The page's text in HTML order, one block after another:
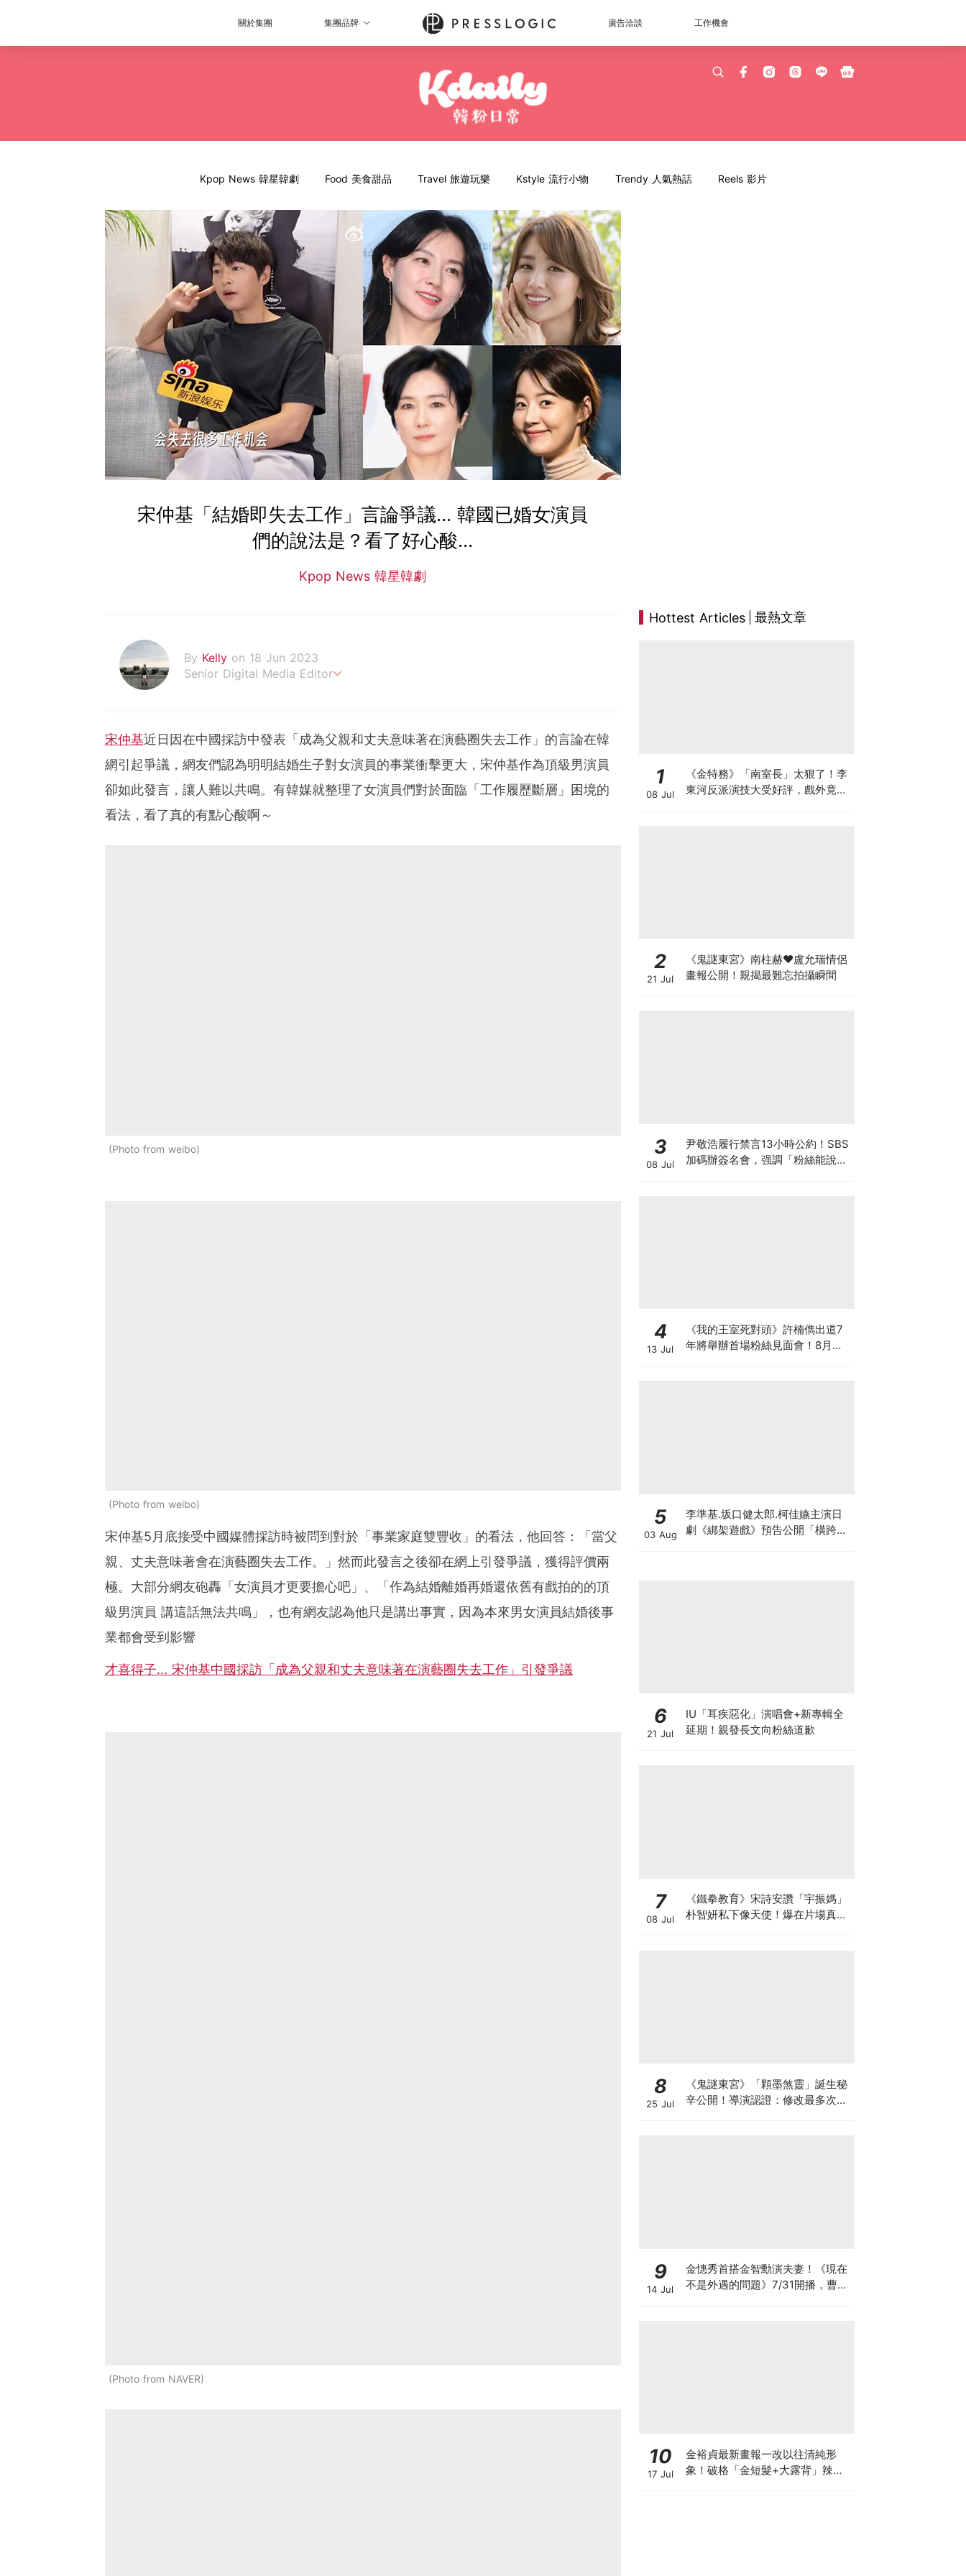
關於集團 集團品牌 廣告洽談 工作機會
Kpop News 韓星韓劇 Food 美食甜品 Travel 旅遊玩樂 Kstyle 流行小物 Trendy 人氣熱話 Reels 影片
宋仲基「結婚即失去工作」言論爭議... 韓國已婚女演員
們的說法是？看了好心酸...
Kpop News 韓星韓劇
By Kelly on 18 Jun 2023
Senior Digital Media Editor
宋仲基近日因在中國採訪中發表「成為父親和丈夫意味著在演藝圈失去工作」的言論在韓
網引起爭議，網友們認為明明結婚生子對女演員的事業衝擊更大，宋仲基作為頂級男演員
卻如此發言，讓人難以共鳴。有韓媒就整理了女演員們對於面臨「工作履歷斷層」困境的
看法，看了真的有點心酸啊～
Photo from weibo
Photo from weibo
宋仲基5月底接受中國媒體採訪時被問到對於「事業家庭雙豐收」的看法，他回答：「當父
親、丈夫意味著會在演藝圈失去工作。」然而此發言之後卻在網上引發爭議，獲得評價兩
極。大部分網友砲轟「女演員才更要擔心吧」、「作為結婚離婚再婚還依舊有戲拍的的頂
級男演員 講這話無法共鳴」，也有網友認為他只是講出事實，因為本來男女演員結婚後事
業都會受到影響
才喜得子... 宋仲基中國採訪「成為父親和丈夫意味著在演藝圈失去工作」引發爭議
Photo from NAVER
Hottest Articles 最熱文章
1
08 Jul
《金特務》「南室長」太狠了！李
東河反派演技大受好評，戲外竟是
2
21 Jul
《鬼謎東宮》南柱赫♥盧允瑞情侶
畫報公開！親揭最難忘拍攝瞬間
3
08 Jul
尹敬浩履行禁言13小時公約！SBS
加碼辦簽名會，强調「粉絲能說
4
13 Jul
《我的王室死對頭》許楠儁出道7
年將舉辦首場粉絲見面會！8月與
5
03 Aug
李準基.坂口健太郎.柯佳嬿主演日
劇《綁架遊戲》預告公開「橫跨亞
6
21 Jul
IU「耳疾惡化」演唱會+新專輯全
延期！親發長文向粉絲道歉
7
08 Jul
《鐵拳教育》宋詩安讚「宇振媽」
朴智妍私下像天使！爆在片場真的
8
25 Jul
《鬼謎東宮》「顆墨煞靈」誕生秘
辛公開！導演認證：修改最多次的
9
14 Jul
金憓秀首搭金智勳演夫妻！《現在
不是外遇的問題》7/31開播，曹汝
10
17 Jul
金裕貞最新畫報一改以往清純形
象！破格「金短髮+大露背」辣翻